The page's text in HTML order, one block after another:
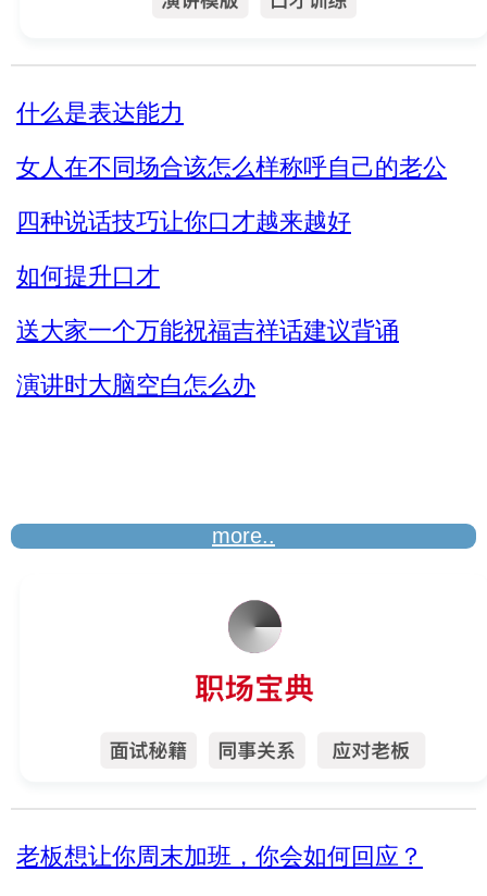
什么是表达能力
女人在不同场合该怎么样称呼自己的老公
四种说话技巧让你口才越来越好
如何提升口才
送大家一个万能祝福吉祥话建议背诵
演讲时大脑空白怎么办
more..
老板想让你周末加班，你会如何回应？